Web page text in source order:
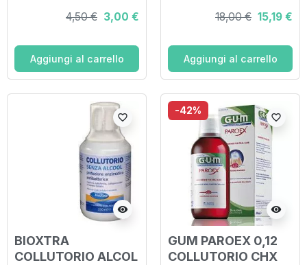
REGULAR
4,50 € 3,00 €
Aggiungi al carrello
18,00 € 15,19 €
Aggiungi al carrello
visibility
favorite_border
BIOXTRA
COLLUTORIO ALCOL
-42%
visibility
favorite_border
GUM PAROEX 0,12
COLLUTORIO CHX